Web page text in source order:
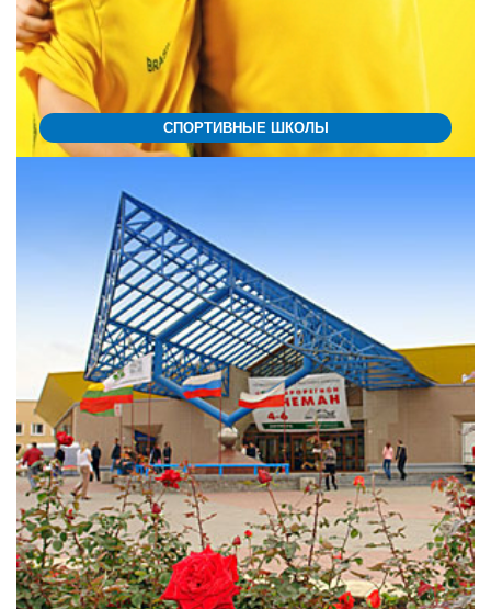
СПОРТИВНЫЕ ШКОЛЫ